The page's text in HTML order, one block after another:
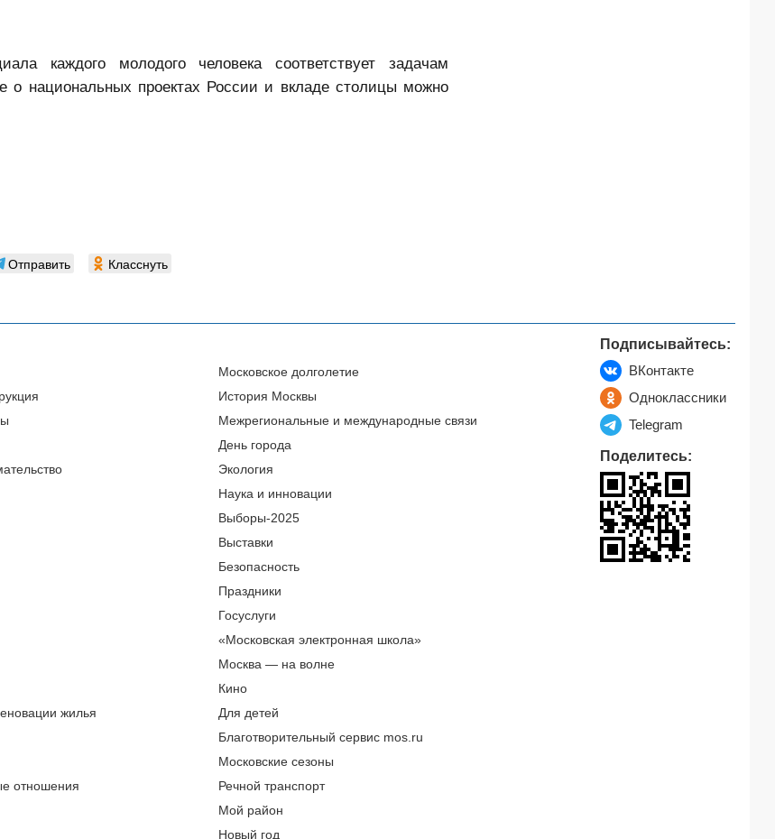
каждого молодого человека соответствует задачам
о национальных проектах России и вкладе столицы можно
Отправить Класснуть
жилья
отношения
Московское долголетие
История Москвы
Межрегиональные и международные связи
День города
Экология
Наука и инновации
Выборы-2025
Выставки
Безопасность
Праздники
Госуслуги
«Московская электронная школа»
Москва — на волне
Кино
Для детей
Благотворительный сервис mos.ru
Московские сезоны
Речной транспорт
Мой район
Новый год
Подписывайтесь:
ВКонтакте
Одноклассники
Telegram
Поделитесь: